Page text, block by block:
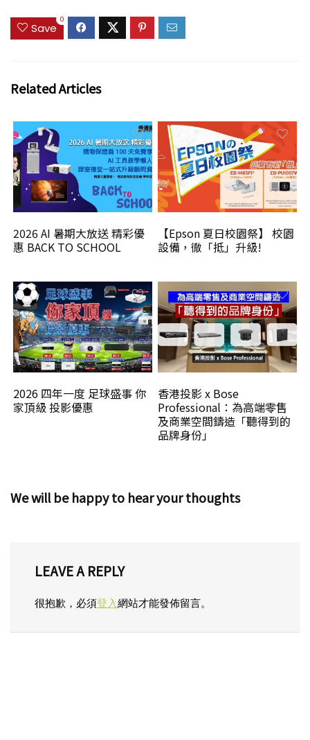
Save
0
Related Articles
2026 AI 暑期大放送 精彩優
惠 BACK TO SCHOOL
【Epson 夏日校園祭】 校園
設備，徹「抵」升級!
2026 四年一度 足球盛事 你
家頂級 投影優惠
香港投影 x Bose
Professional：為高端零售
及商業空間鑄造「聽得到的
品牌身份」
We will be happy to hear your thoughts
LEAVE A REPLY
很抱歉，必須登入網站才能發佈留言。